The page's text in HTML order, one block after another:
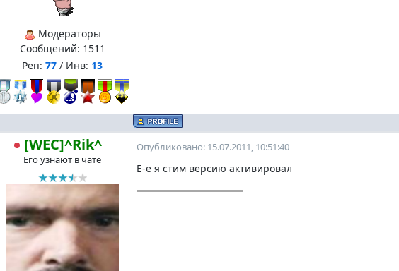
Модераторы
Сообщений: 1511
Реп: 77 / Инв: 13
[WEC]^Rik^
Его узнают в чате
Опубликовано: 15.07.2011, 10:51:40
Е-е я стим версию активировал